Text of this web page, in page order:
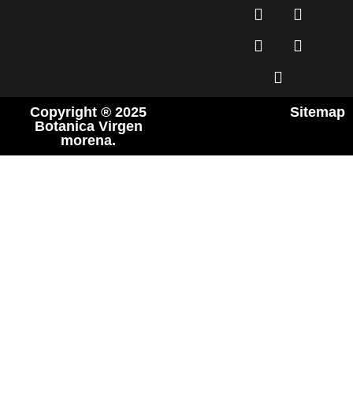
Copyright ® 2025
Botanica Virgen
morena.
Sitemap